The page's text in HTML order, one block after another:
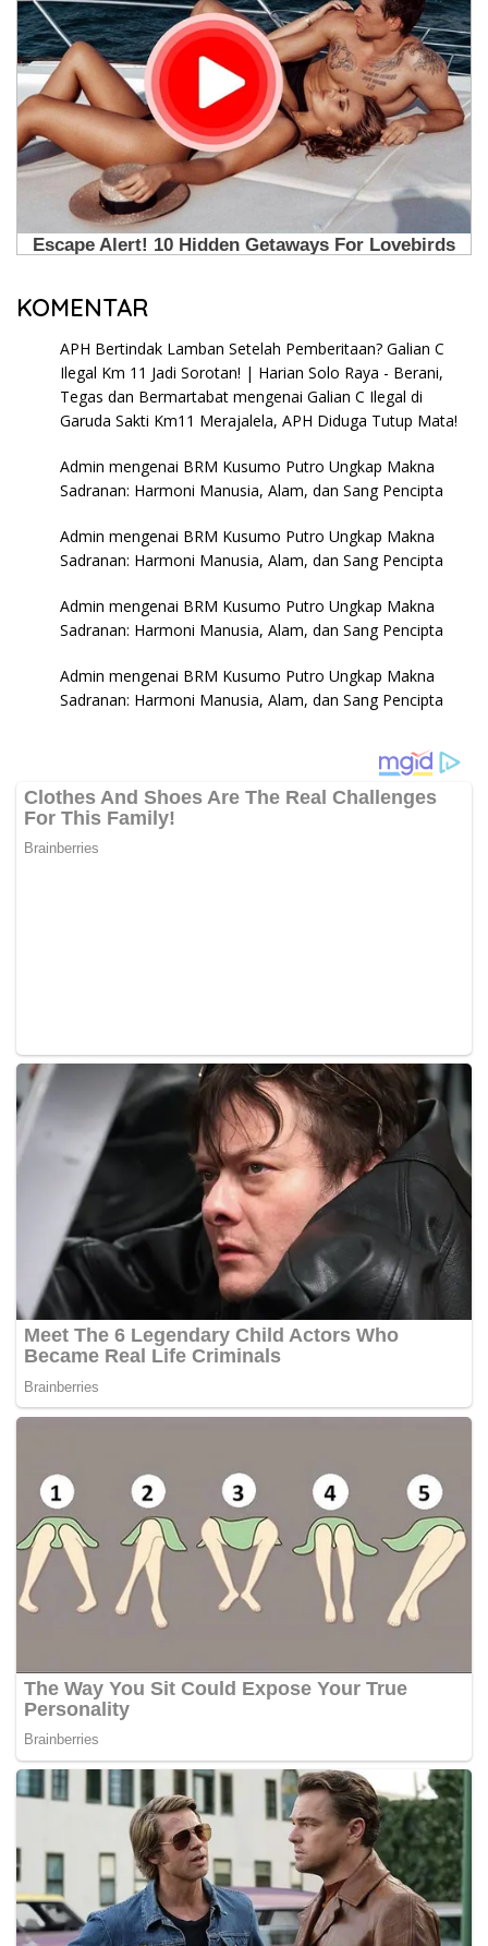
KOMENTAR
APH Bertindak Lamban Setelah Pemberitaan? Galian C
Ilegal Km 11 Jadi Sorotan! | Harian Solo Raya - Berani,
Tegas dan Bermartabat mengenai Galian C Ilegal di
Garuda Sakti Km11 Merajalela, APH Diduga Tutup Mata!
Admin mengenai BRM Kusumo Putro Ungkap Makna
Sadranan: Harmoni Manusia, Alam, dan Sang Pencipta
Admin mengenai BRM Kusumo Putro Ungkap Makna
Sadranan: Harmoni Manusia, Alam, dan Sang Pencipta
Admin mengenai BRM Kusumo Putro Ungkap Makna
Sadranan: Harmoni Manusia, Alam, dan Sang Pencipta
Admin mengenai BRM Kusumo Putro Ungkap Makna
Sadranan: Harmoni Manusia, Alam, dan Sang Pencipta